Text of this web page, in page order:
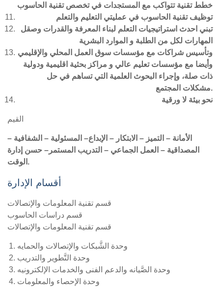
خطط تقنية تتواكب مع المستجدات في تخصص تقنية الحاسوب
توظيف تقنية الحاسوب في عمليتي التعليم والتعلم
تبني احدث استراتيجيات التعلم لبناء المعرفة والقدرات وصقل
المهارات لكل من الطلبة و الموارد البشرية
وتأسيس شراكات مع مؤسسات سوق العمل المحلي والإقليمي
وأيضا مع مؤسسات تعليم عالي و مراكز بحثية اقليمية ودولية
ذات صلة، وإجراء البحوث العلمية التي تساهم في حل
مشكلات المجتمع.
نحو بيئة لا ورقية
القيم
الأمانة – التميز – الابتكار – الإبداع– المسئولية – الشفافية –
المصداقية – العمل الجماعي – التدريب المستمر – حسن إدارة
الوقت.
أقسام الإدارة
قسم تقنية المعلومات والإتصالات
قسم دراسات الحاسوب
قسم تقنية المعلومات والإتصالات
وحدة الشَّبكات والإتصالات والحمايه
وحدة التَّطوير والتدريب
وحدة الصَّيانه والدعم الفنى والخدمات الإلكترونيه
وحدة الإحصاء والمعلومات